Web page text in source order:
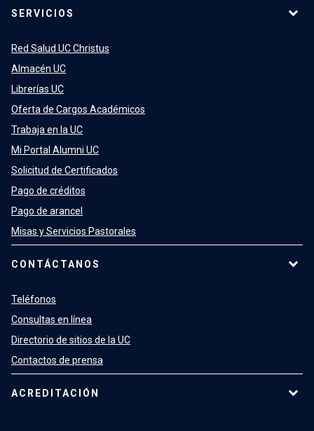
SERVICIOS
Red Salud UC Christus
Almacén UC
Librerías UC
Oferta de Cargos Académicos
Trabaja en la UC
Mi Portal Alumni UC
Solicitud de Certificados
Pago de créditos
Pago de arancel
Misas y Servicios Pastorales
CONTÁCTANOS
Teléfonos
Consultas en línea
Directorio de sitios de la UC
Contactos de prensa
ACREDITACIÓN